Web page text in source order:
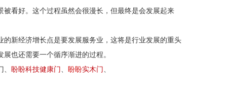
看好。这个过程虽然会很漫长，但最终是会发展起来
新经济增长点是要发展服务业，这将是行业发展的重头
也还需要一个循序渐进的过程。
盼盼科技健康门 、 盼盼实木门 、